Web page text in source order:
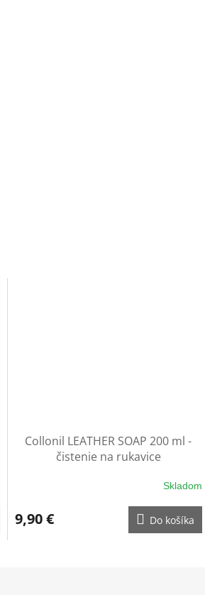
Collonil LEATHER SOAP 200 ml -
čistenie na rukavice
Skladom
9,90 € Do košíka